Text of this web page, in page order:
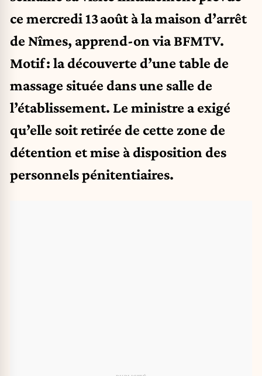
ce mercredi 13 août à la maison d’arrêt
de Nîmes, apprend-on viaBFMTV.
Motif : la découverte d’une table de
massage située dans une salle de
l’établissement. Le ministre a exigé
qu’elle soit retirée de cette zone de
détention et mise à disposition des
personnels pénitentiaires.